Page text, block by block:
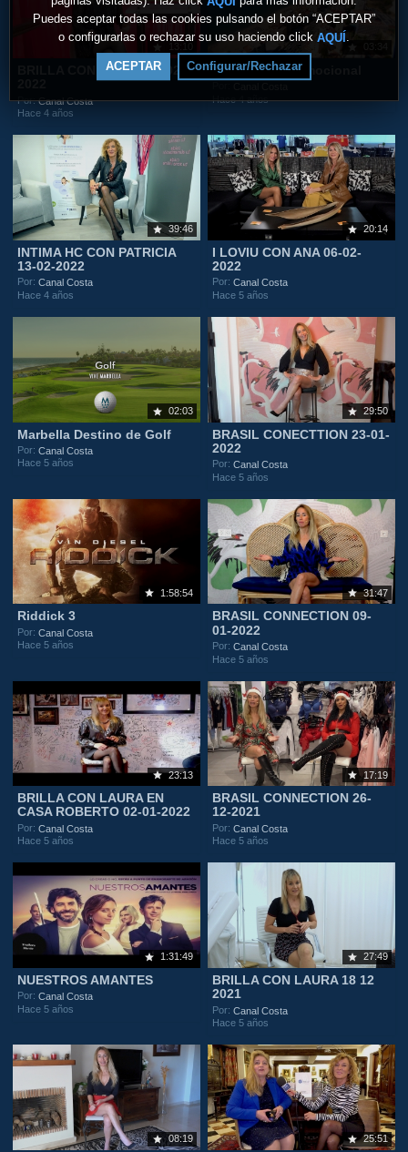
Puedes aceptar todas las cookies pulsando el botón “ACEPTAR”
o configurarlas o rechazar su uso haciendo click AQUÍ .
ACEPTAR Configurar/Rechazar
BRILLA CON LAURA 20-02-
Por:Canal Costa
Hace 4 años
Fuengirola Promocional
Hace 4 años
39:46
INTIMA HC CON PATRICIA
13-02-2022
Por:Canal Costa
Hace 4 años
20:14
I LOVIU CON ANA 06-02-
2022
Por:Canal Costa
Hace 5 años
02:03
Marbella Destino de Golf
Por:Canal Costa
Hace 5 años
29:50
BRASIL CONECTTION 23-01-
2022
Por:Canal Costa
Hace 5 años
1:58:54
Riddick 3
Por:Canal Costa
Hace 5 años
31:47
BRASIL CONNECTION 09-
01-2022
Por:Canal Costa
Hace 5 años
23:13
BRILLA CON LAURA EN
CASA ROBERTO 02-01-2022
Por:Canal Costa
Hace 5 años
17:19
BRASIL CONNECTION 26-
12-2021
Por:Canal Costa
Hace 5 años
1:31:49
NUESTROS AMANTES
Por:Canal Costa
Hace 5 años
27:49
BRILLA CON LAURA 18 12
2021
Por:Canal Costa
Hace 5 años
08:19 25:51